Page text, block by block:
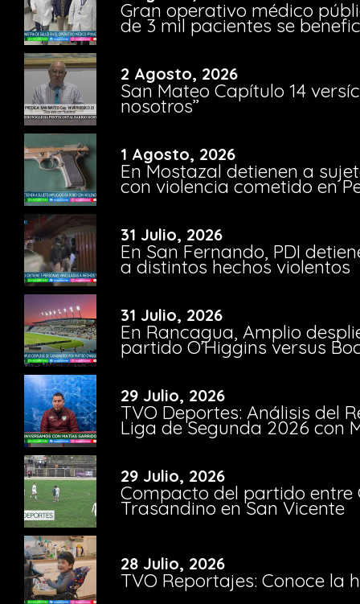
Gran operativo médico
de 3 mil pacientes se
2 Agosto, 2026
San Mateo Capítulo 14
nosotros”
1 Agosto, 2026
En Mostazal detienen a
con violencia cometido en
31 Julio, 2026
En San Fernando, PDI
a distintos hechos violentos
31 Julio, 2026
En Rancagua, Amplio
partido O’Higgins versus
29 Julio, 2026
TVO Deportes: Análisis del
Liga de Segunda 2026 con
29 Julio, 2026
Compacto del partido entre
Trasandino en San Vicente
28 Julio, 2026
TVO Reportajes: Conoce la